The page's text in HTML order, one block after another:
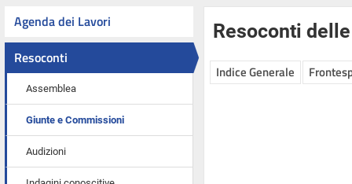
Agenda dei Lavori
Resoconti
Assemblea
Giunte e Commissioni
Audizioni
Resoconti
Indice Generale